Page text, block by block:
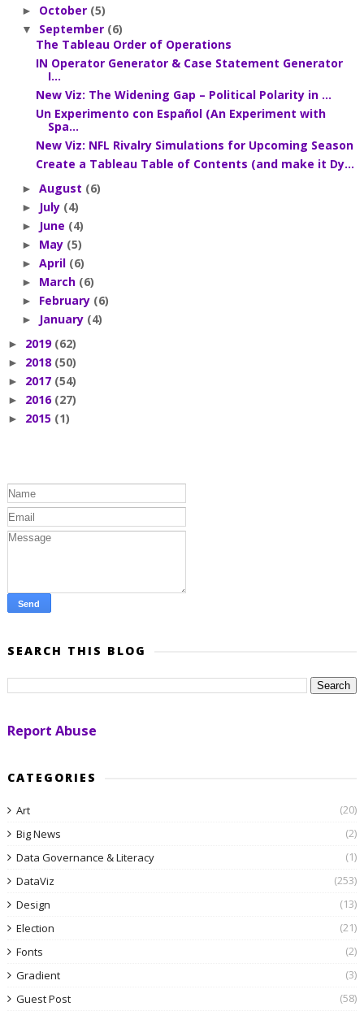
► October (5)
▼ September (6)
The Tableau Order of Operations
IN Operator Generator & Case Statement Generator
I...
New Viz: The Widening Gap – Political Polarity in ...
Un Experimento con Español (An Experiment with
Spa...
New Viz: NFL Rivalry Simulations for Upcoming Season
Create a Tableau Table of Contents (and make it Dy...
► August (6)
► July (4)
► June (4)
► May (5)
► April (6)
► March (6)
► February (6)
► January (4)
► 2019 (62)
► 2018 (50)
► 2017 (54)
► 2016 (27)
► 2015 (1)
SEARCH THIS BLOG
Report Abuse
CATEGORIES
Art
(20)
Big News
(2)
Data Governance & Literacy
(1)
DataViz
(253)
Design
(13)
Election
(21)
Fonts
(2)
Gradient
(3)
Guest Post
(58)